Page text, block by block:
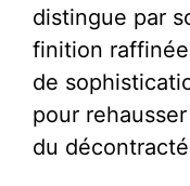
distingue par
finition
de
pour
du